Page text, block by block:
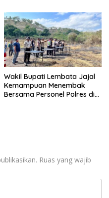
Wakil Bupati Lembata Jajal
Kemampuan Menembak
Bersama Personel Polres di
Ruas yang wajib